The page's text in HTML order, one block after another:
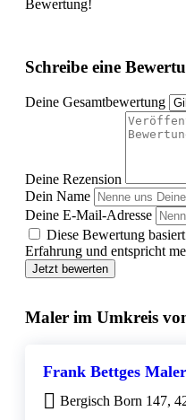
Bewertung!
Schreibe eine
Deine Gesamtbewertung
Deine Rezension
Dein Name
Deine E-Mail-Adresse
Diese Bewertung
Erfahrung und entspricht
Jetzt bewerten
Maler im Umkreis
Frank Bettges
Bergisch Born 147,